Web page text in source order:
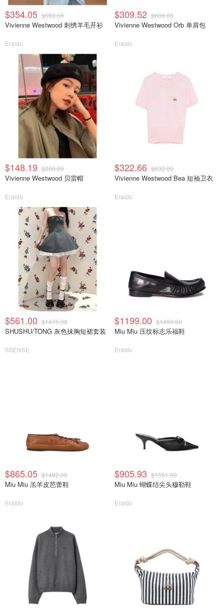
$354.05 $693.00
Vivienne Westwood 刺绣羊毛开衫
Eraldo
$309.52 $606.00
Vivienne Westwood Orb 单肩包
Eraldo
$148.19 $290.00
Vivienne Westwood 贝雷帽
Eraldo
$322.66 $632.00
Vivienne Westwood Bea 短袖卫衣
Eraldo
$561.00 $1475.00
SHUSHU/TONG 灰色抹胸短裙套装
SSENSE
$1199.00 $1499.00
Miu Miu 压纹标志乐福鞋
Eraldo
$865.05 $1482.00
Miu Miu 羔羊皮芭蕾鞋
Eraldo
$905.93 $1551.00
Miu Miu 蝴蝶结尖头穆勒鞋
Eraldo